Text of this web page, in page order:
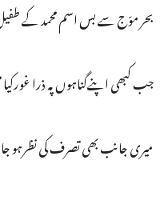
بحر موّج سے بس اسم محمد کے
جب کبھی اپنےگناہوں پہ ذرا
میری جانب بھی تصرف کی نظرہو